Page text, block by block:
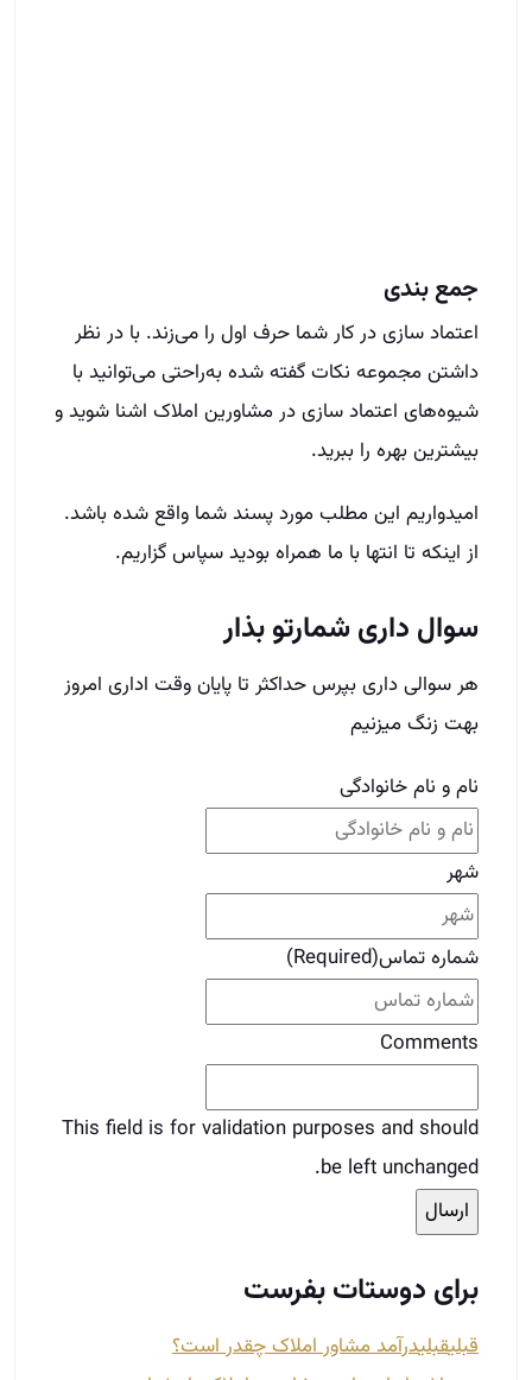
جمع بندی
اعتماد سازی در کار شما حرف اول را می‌زند. با در نظر
داشتن مجموعه نکات گفته شده به‌راحتی می‌توانید با
شیوه‌های اعتماد سازی در مشاورین املاک اشنا شوید و
بیشترین بهره را ببرید.
امیدواریم این مطلب مورد پسند شما واقع شده باشد.
از اینکه تا انتها با ما همراه بودید سپاس گزاریم.
سوال داری شمارتو بذار
هر سوالی داری بپرس حداکثر تا پایان وقت اداری امروز
بهت زنگ میزنیم
نام و نام خانوادگی
شهر
شماره تماس(Required)
Comments
This field is for validation purposes and should
be left unchanged.
برای دوستات بفرست
قبلیقبلیدر‌آمد مشاور املاک چقدر است؟